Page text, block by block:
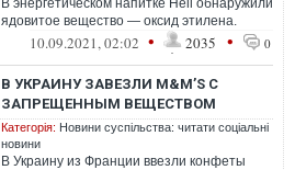
В энергетическом напитке Hell обнаружили
ядовитое вещество — оксид этилена.
10.09.2021, 02:02 • 2035 • 0
В УКРАИНУ ЗАВЕЗЛИ M&M’S С
ЗАПРЕЩЕННЫМ ВЕЩЕСТВОМ
Категорія: Новини суспільства: читати соціальні
новини
В Украину из Франции ввезли конфеты